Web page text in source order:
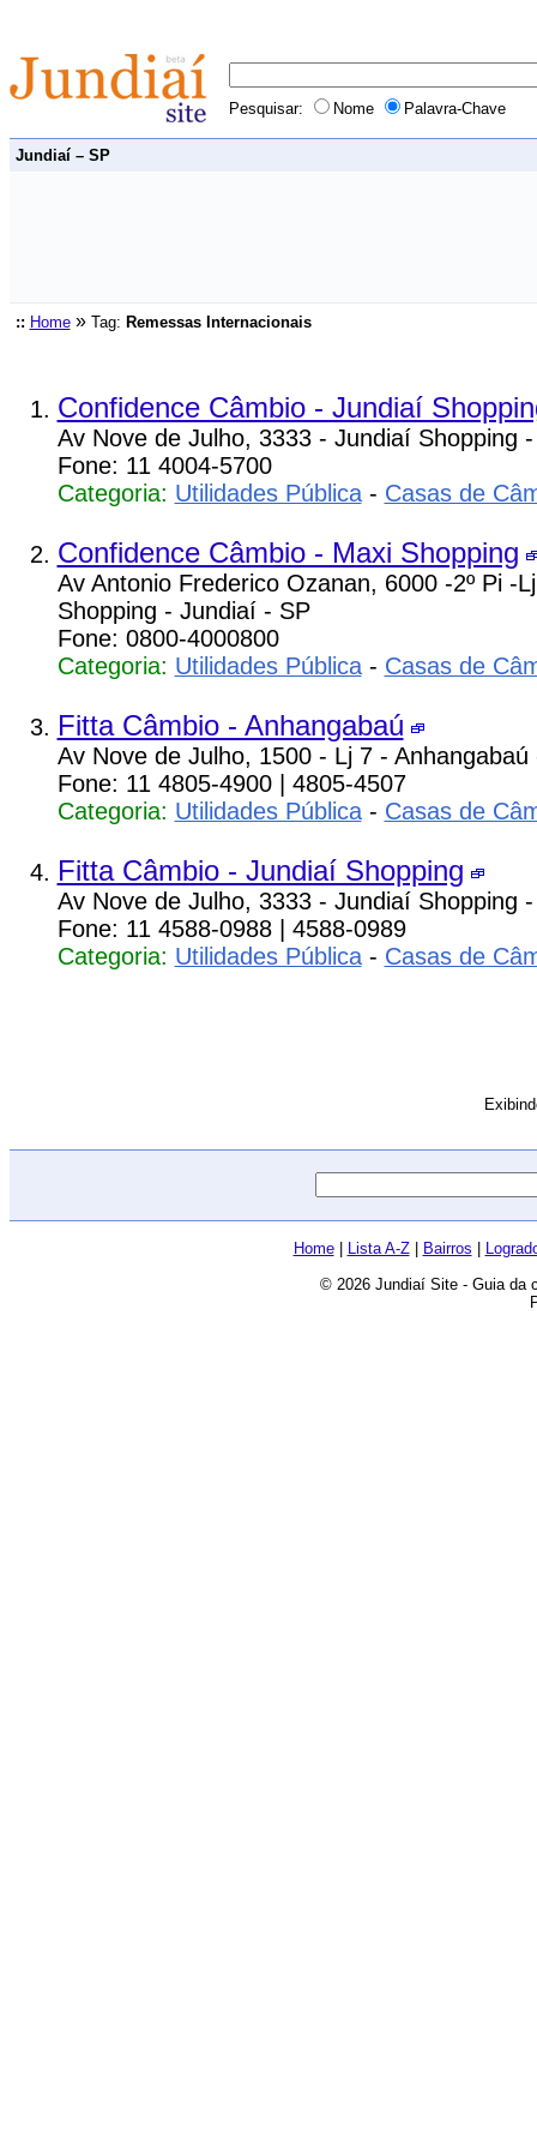
Pesquisar: Nome Palavra-Chave
Jundiaí – SP
:: Home »Tag: Remessas Internacionais
Confidence Câmbio - Jundiaí
Av Nove de Julho, 3333 - Jundiaí Shopping
Fone: 11 4004-5700
Categoria: Utilidades Pública- Casas de
Confidence Câmbio - Maxi Shopping
Av Antonio Frederico Ozanan, 6000 -2º Pi -
Shopping - Jundiaí - SP
Fone: 0800-4000800
Categoria: Utilidades Pública- Casas de
Fitta Câmbio - Anhangabaú
Av Nove de Julho, 1500 - Lj 7 -
Fone: 11 4805-4900 | 4805-4507
Categoria: Utilidades Pública- Casas de
Fitta Câmbio - Jundiaí Shopping
Av Nove de Julho, 3333 - Jundiaí Shopping
Fone: 11 4588-0988 | 4588-0989
Categoria: Utilidades Pública- Casas de
Home| Lista A-Z| Bairros
© 2026 Jundiaí Site - Guia da